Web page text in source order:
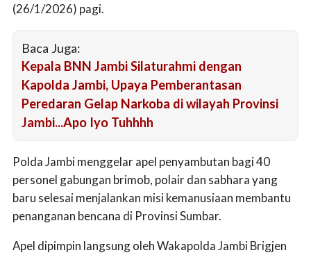
(26/1/2026) pagi.
Baca Juga:
Kepala BNN Jambi Silaturahmi dengan
Kapolda Jambi, Upaya Pemberantasan
Peredaran Gelap Narkoba di wilayah Provinsi
Jambi...Apo Iyo Tuhhhh
Polda Jambi menggelar apel penyambutan bagi 40
personel gabungan brimob, polair dan sabhara yang
baru selesai menjalankan misi kemanusiaan membantu
penanganan bencana di Provinsi Sumbar.
Apel dipimpin langsung oleh Wakapolda Jambi Brigjen